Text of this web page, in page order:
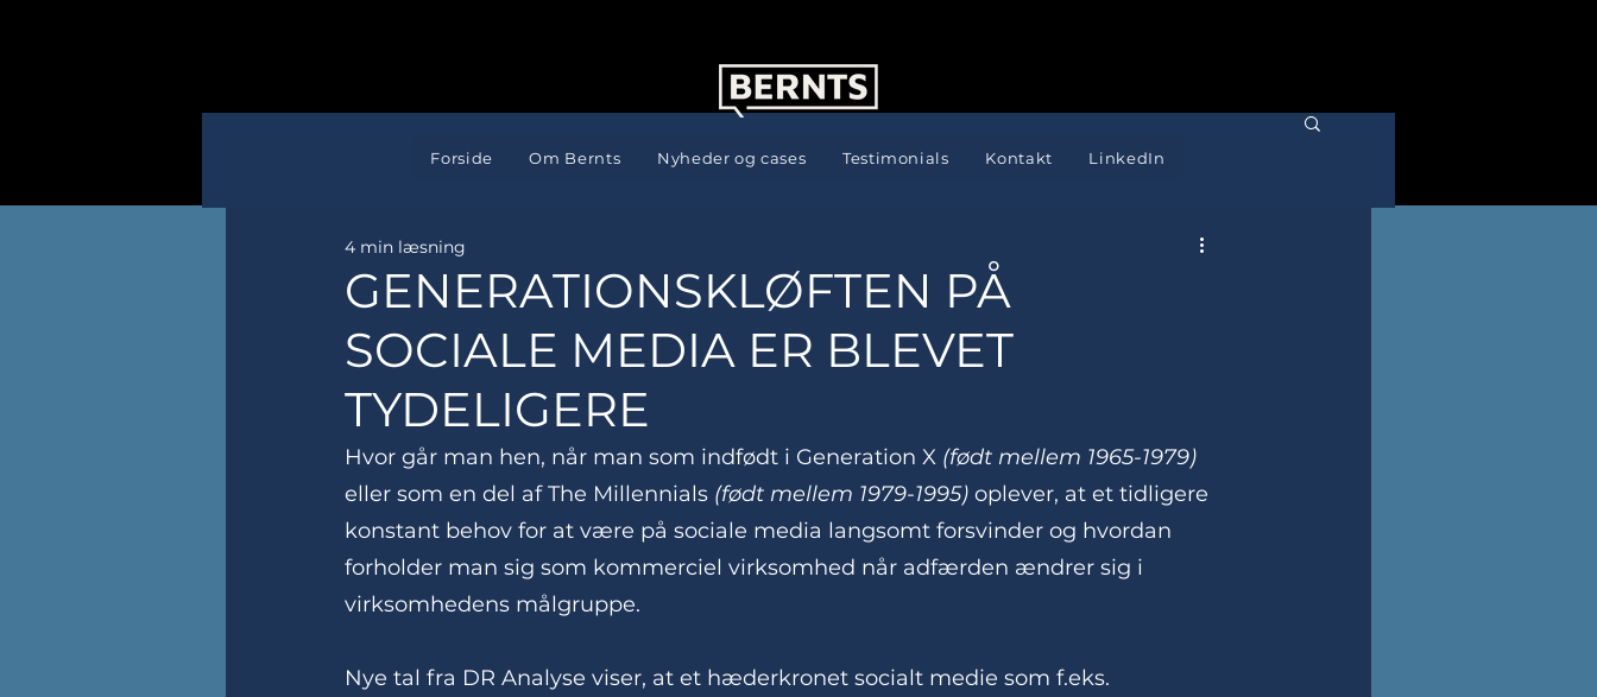
Forside Om Bernts Nyheder og cases Testimonials Kontakt LinkedIn
GENERATIONSKLØFTEN PÅ
SOCIALE MEDIA ER BLEVET
TYDELIGERE
4 min læsning
Hvor går man hen, når man som indfødt i Generation X (født mellem 1965-1979)
eller som en del af The Millennials (født mellem 1979-1995) oplever, at et tidligere
konstant behov for at være på sociale media langsomt forsvinder og hvordan
forholder man sig som kommerciel virksomhed når adfærden ændrer sig i
virksomhedens målgruppe.
Nye tal fra DR Analyse viser, at et hæderkronet socialt medie som f.eks.